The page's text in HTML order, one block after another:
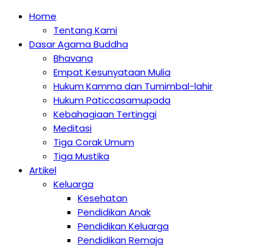
Home
Tentang Kami
Dasar Agama Buddha
Bhavana
Empat Kesunyataan Mulia
Hukum Kamma dan Tumimbal-lahir
Hukum Paticcasamupada
Kebahagiaan Tertinggi
Meditasi
Tiga Corak Umum
Tiga Mustika
Artikel
Keluarga
Kesehatan
Pendidikan Anak
Pendidikan Keluarga
Pendidikan Remaja